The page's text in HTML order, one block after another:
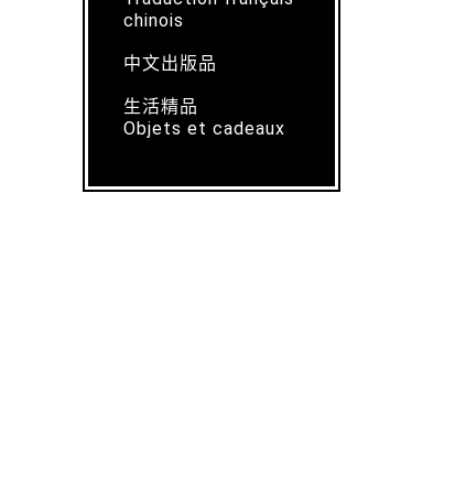
chinois
中文出版品
生活精品
Objets et cadeaux